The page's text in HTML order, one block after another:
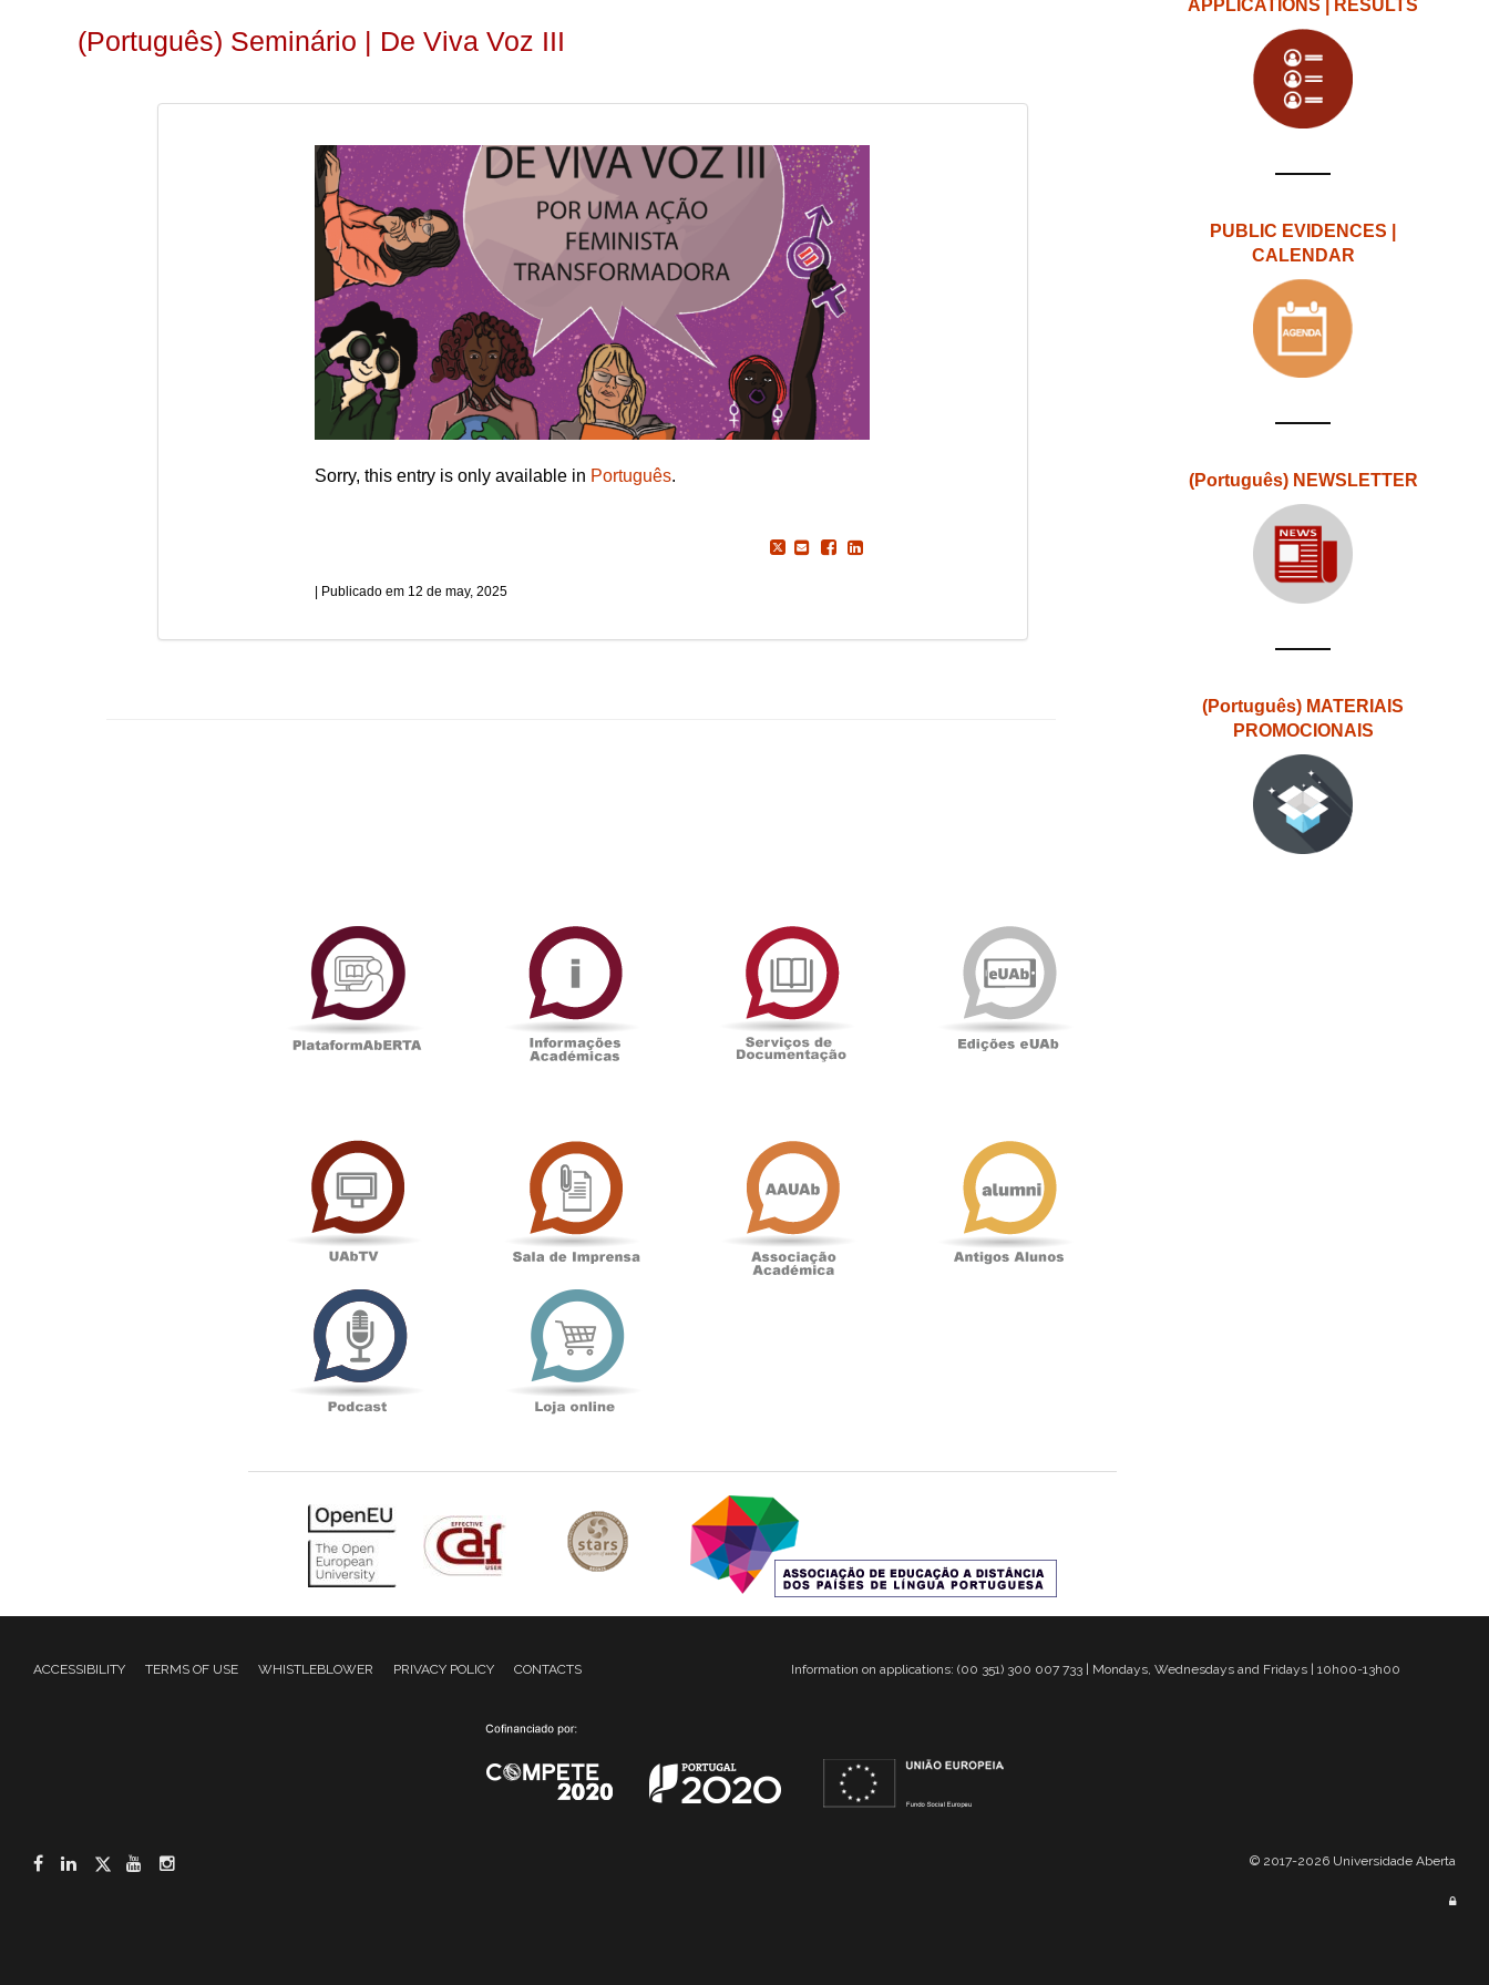
(Português) Seminário | De Viva Voz III
Sorry, this entry is only available in Português.
12 de may, 2025
APPLICATIONS | RESULTS
PUBLIC EVIDENCES |
CALENDAR
(Português) NEWSLETTER
(Português) MATERIAIS
PROMOCIONAIS
PlataformAberta
Académicas
Documentação
ACCESSIBILITY TERMS OF USE WHISTLEBLOWER PRIVACY POLICY CONTACTS Information on applications: (00 351) 300 007 733 | Mondays, Wednesdays and Fridays | 10h00-13h00
Facebook
LinkedIn
Twitter
YouTube © 2017-2026 Universidade Aberta